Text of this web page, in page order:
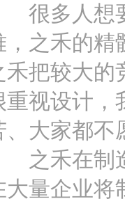
多人想要
，之禾的精
禾把较大的
重视设计，
、大家都不
禾在制造
大量企业将